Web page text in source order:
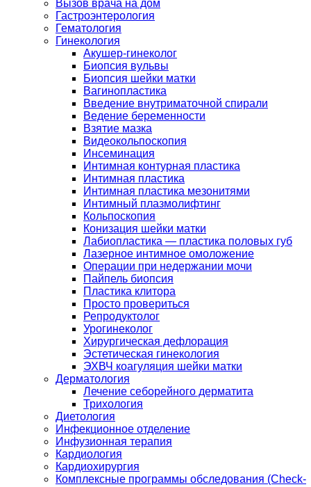
Вызов врача на дом
Гастроэнтерология
Гематология
Гинекология
Акушер-гинеколог
Биопсия вульвы
Биопсия шейки матки
Вагинопластика
Введение внутриматочной спирали
Ведение беременности
Взятие мазка
Видеокольпоскопия
Инсеминация
Интимная контурная пластика
Интимная пластика
Интимная пластика мезонитями
Интимный плазмолифтинг
Кольпоскопия
Конизация шейки матки
Лабиопластика — пластика половых губ
Лазерное интимное омоложение
Операции при недержании мочи
Пайпель биопсия
Пластика клитора
Просто провериться
Репродуктолог
Урогинеколог
Хирургическая дефлорация
Эстетическая гинекология
ЭХВЧ коагуляция шейки матки
Дерматология
Лечение себорейного дерматита
Трихология
Диетология
Инфекционное отделение
Инфузионная терапия
Кардиология
Кардиохирургия
Комплексные программы обследования (Check-